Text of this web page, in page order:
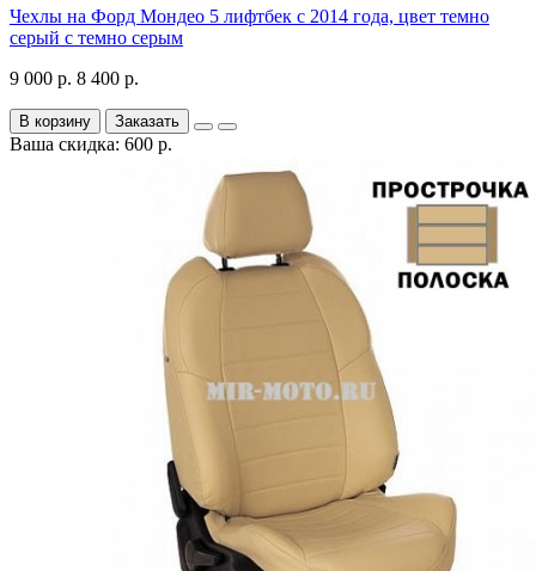
Чехлы на Форд Мондео 5 лифтбек с 2014 года, цвет темно
серый с темно серым
9 000 р. 8 400 р.
В корзину Заказать
Ваша скидка: 600 р.